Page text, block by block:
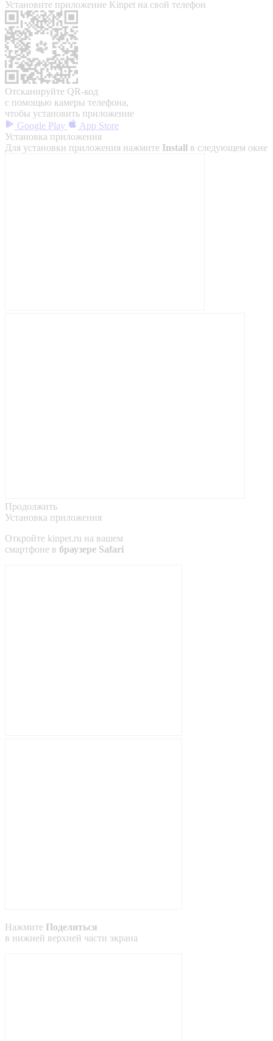
Установите приложение Kinpet на свой телефон
Отсканируйте QR-код
с помощью камеры телефона,
чтобы установить приложение
Google Play
App Store
Установка приложения
Для установки приложения нажмите Install в следующем окне
Продолжить
Установка приложения
Откройте kinpet.ru на вашем
смартфоне в браузере Safari
Нажмите Поделиться
в нижней верхней части экрана